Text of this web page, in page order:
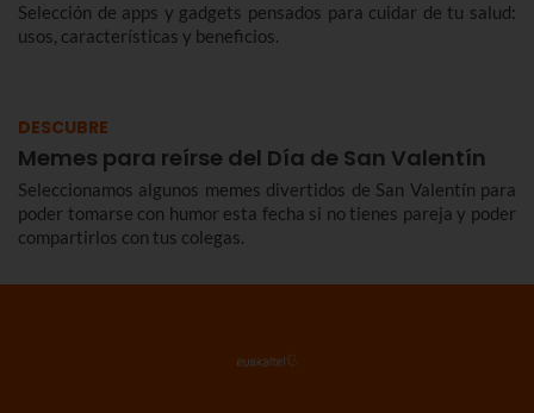
Selección de apps y gadgets pensados para cuidar de tu salud:
usos, características y beneficios.
DESCUBRE
Memes para reírse del Día de San Valentín
Seleccionamos algunos memes divertidos de San Valentín para
poder tomarse con humor esta fecha si no tienes pareja y poder
compartirlos con tus colegas.